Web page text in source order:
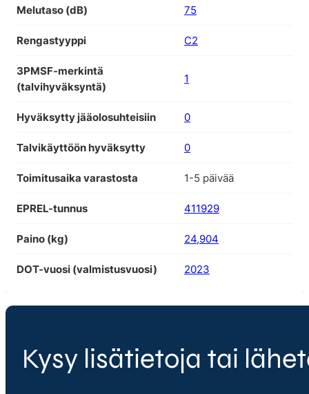
Melutaso (dB) 75
Rengastyyppi C2
3PMSF-merkintä
(talvihyväksyntä)
1
Hyväksytty jääolosuhteisiin 0
Talvikäyttöön hyväksytty 0
Toimitusaika varastosta 1-5 päivää
EPREL-tunnus 411929
Paino (kg) 24,904
DOT-vuosi (valmistusvuosi) 2023
Kysy lisätietoja tai